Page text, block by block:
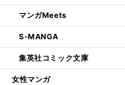
マンガMeets
S-MANGA
集英社コミック文庫
女性マンガ